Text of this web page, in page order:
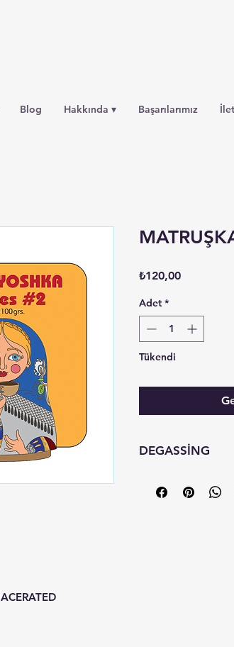
Blog Hakkında ▾ Başarılarımız
₺120,00Fiyat
Adet *
Tükendi
DEGASSİNG